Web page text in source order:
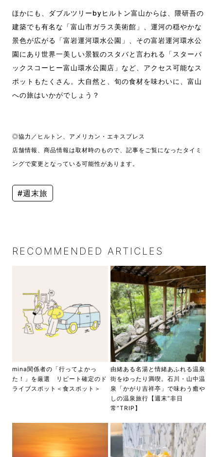
ほかにも、ダブルツリーbyヒルトン富山からは、隈研吾の
建築でも有名な「富山市ガラス美術館」、運河の穏やかな
景色が広がる「富岩運河環水公園」、その富岩運河環水公
園にあり世界一美しい景観のスタバと言われる「スターバ
ックスコーヒー富山環水公園店」など、アクセス可能なス
ポットもたくさん。大自然と、旬の食材を味わいに、富山
への旅はいかがでしょう？
◎協力／ヒルトン、アメリカン・エキスプレス
店舗情報、商品情報は取材時のもので、記事をご覧になったタイミ
ングで変更となっている可能性があります。
#週末旅
RECOMMENDED ARTICLES
mina関係者の「行ってよかっ
た！」を厳選 リピート確定のド
ライブスポット＜食スポット＞
由緒ある名湯と情緒あふれる温泉
街をゆったり満喫。石川・山中温
泉「かがり吉祥亭」で味わう癒や
しの温泉旅行【週末“非日
常”TRIP】